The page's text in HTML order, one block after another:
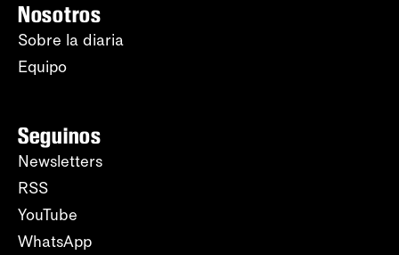
Nosotros
Sobre la diaria
Equipo
Seguinos
Newsletters
RSS
YouTube
WhatsApp